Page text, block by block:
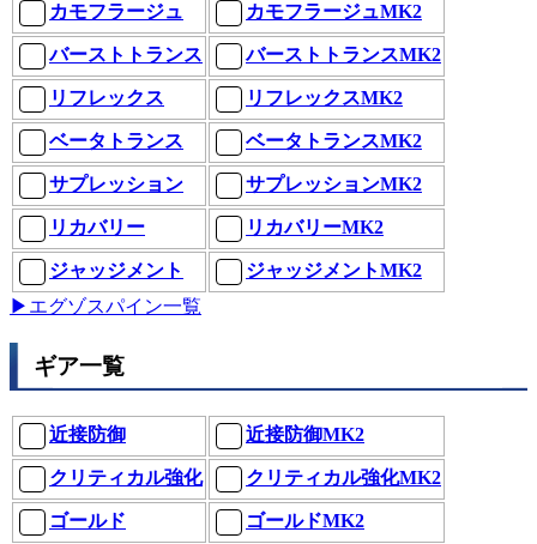
カモフラージュ カモフラージュMK2
バーストトランス バーストトランスMK2
リフレックス リフレックスMK2
ベータトランス ベータトランスMK2
サプレッション サプレッションMK2
リカバリー リカバリーMK2
ジャッジメント
ジャッジメントMK2
▶エグゾスパイン一覧
ギア一覧
近接防御 近接防御MK2
クリティカル強化 クリティカル強化MK2
ゴールド ゴールドMK2